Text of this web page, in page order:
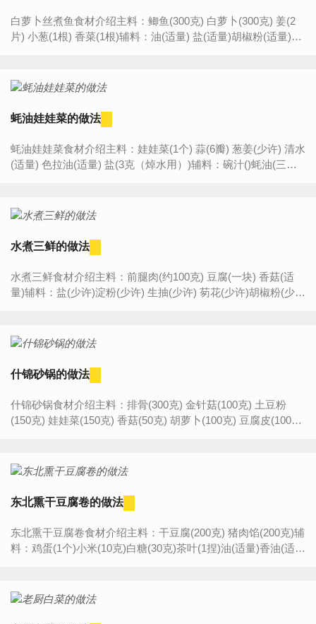
白萝卜丝煮鱼食材介绍主料：鲫鱼(300克) 白萝卜(300克) 姜(2
片) 小葱(1根) 香菜(1根)辅料：油(适量) 盐(适量)胡椒粉(适量)料
蚝油娃娃菜的做法
蚝油娃娃菜食材介绍主料：娃娃菜(1个) 蒜(6瓣) 葱姜(少许) 清水
(适量) 色拉油(适量) 盐(3克（焯水用）)辅料：碗汁()蚝油(三勺)
水煮三鲜的做法
水煮三鲜食材介绍主料：前腿肉(约100克) 豆腐(一块) 香菇(适
量)辅料：盐(少许)淀粉(少许) 生抽(少许) 茐花(少许)胡椒粉(少
什锦砂锅的做法
什锦砂锅食材介绍主料：排骨(300克) 金针菇(100克) 土豆粉
(150克) 娃娃菜(150克) 香菇(50克) 胡萝卜(100克) 豆腐皮(100克)
东北熏干豆腐卷的做法
东北熏干豆腐卷食材介绍主料：干豆腐(200克) 猪肉馅(200克)辅
料：鸡蛋(1个)小米(10克)白糖(30克)茶叶(1捏)油(适量)香油(适